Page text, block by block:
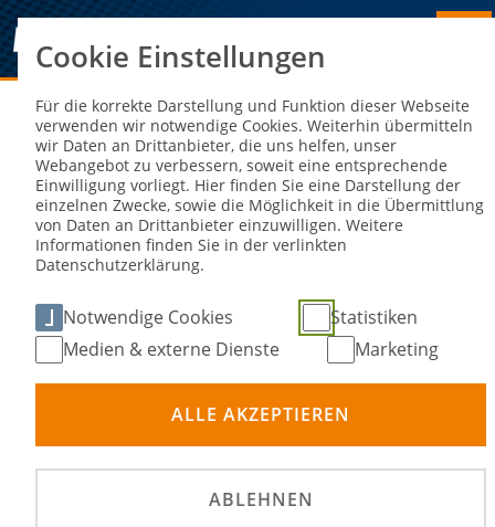
Sie sind hier: NEWS
Erfolgreicher Girls'Day 2024 in der
Motorsport Arena Oschersleben
26. Apr 2024
Am Girls'Day 2024 gestern in der Motorsport Arena
Cookie Einstellungen
Für die korrekte Darstellung und Funktion dieser Webseite
verwenden wir notwendige Cookies. Weiterhin übermitteln
wir Daten an Drittanbieter, die uns helfen, unser
Webangebot zu verbessern, soweit eine entsprechende
Einwilligung vorliegt. Hier finden Sie eine Darstellung der
einzelnen Zwecke, sowie die Möglichkeit in die Übermittlung
von Daten an Drittanbieter einzuwilligen. Weitere
Informationen finden Sie in der verlinkten
Datenschutzerklärung.
Notwendige Cookies
Statistiken
Medien & externe Dienste
Marketing
ALLE AKZEPTIEREN
ABLEHNEN